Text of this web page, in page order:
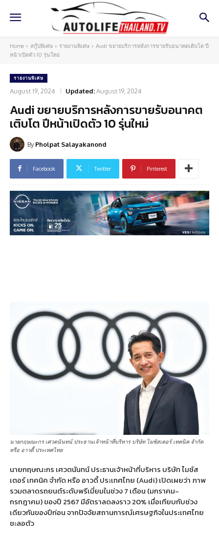
Home สกู๊ปพิเศษ รายงานพิเศษ
Audi ขยายบริการหลังการขายรับอนาคตเติบโต ปี
หน้าเปิดตัว 10 รุ่นใหม่
รายงานพิเศษ
August 19, 2024 Updated:August 19, 2024
Audi ขยายบริการหลังการขายรับอนาคต
เติบโต ปีหน้าเปิดตัว 10 รุ่นใหม่
By Pholpat Salayakanond
Facebook Twitter Pinterest
นายกฤษณะกร เศวตนันทน์ ประธานเจ้าหน้าที่บริหาร บริษัท ไมซ์สเตอร์ เทคนิค จำกัด
หรือ อาวดี้ ประเทศไทย
นายกฤษณะกร เศวตนันทน์ ประธานเจ้าหน้าที่บริหาร บริษัท ไมซ์ส
เตอร์ เทคนิค จำกัด หรือ อาวดี้ ประเทศไทย (Audi) เปิดเผยว่า ภาพ
รวมตลาดรถยนต์ระดับพรีเมี่ยมในช่วง 7 เดือน (มกราคม-
กรกฎาคม) ของปี 2567 มีอัตราลดลงราว 20% เมื่อเทียบกับช่วง
เดียวกันของปีก่อน จากปัจจัยสถานการณ์เศรษฐกิจในประเทศไทย
ชะลอตัว